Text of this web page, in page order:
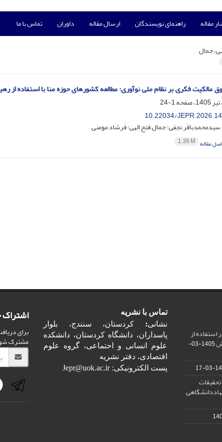
مقاله راهنمای نویسندگان ارسال مقاله داوران تماس با ما
جمال
مالکیت فکری بر نظام ملی نوآوری: مطالعه کشورهای حوزه منا با استفاده از
1-24
10.22034/
سیدمحمدباقر نجفی؛ جمال فتح الهی؛ فرشاد مومنی
اصل مقاله 1.36 M
از
1405-03-
تماس با نشریه
نشانی: کردستان، سنندج، بلوار
پاسداران، دانشگاه کردستان، دانشکده
علوم انسانی و احتماعی، گروه علوم
اقتصادی، دفتر نشریه
پست الکترونیکی: Jepr@uok.ac.ir
اشتراک
برای
مشترک